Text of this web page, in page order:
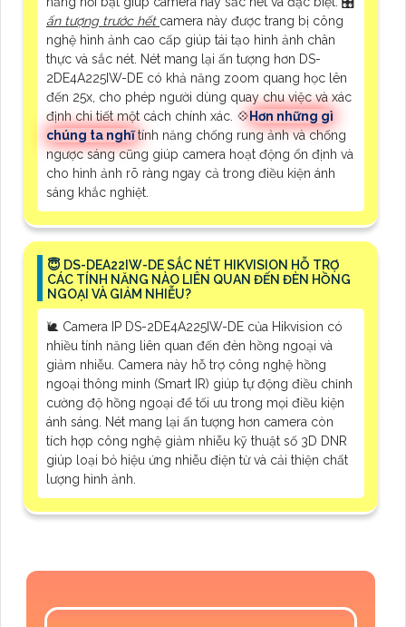
ấn tượng trước hết camera này được trang bị công
nghệ hình ảnh cao cấp giúp tái tạo hình ảnh chân
thực và sắc nét. Nét mang lại ấn tượng hơn DS-
2DE4A225IW-DE có khả năng zoom quang học lên
đến 25x, cho phép người dùng quay chu việc và xác
định chi tiết một cách chính xác. 💠 Hơn những gì
chúng ta nghĩtính năng chống rung ảnh và chống
ngược sáng cũng giúp camera hoạt động ổn định và
cho hình ảnh rõ ràng ngay cả trong điều kiện ánh
sáng khắc nghiệt.
😇 DS-DEA22IW-DE SẮC NÉT HIKVISION HỖ TRỢ
CÁC TÍNH NĂNG NÀO LIÊN QUAN ĐẾN ĐÈN HỒNG
NGOẠI VÀ GIẢM NHIỄU?
🐌 Camera IP DS-2DE4A225IW-DE của Hikvision có
nhiều tính năng liên quan đến đèn hồng ngoại và
giảm nhiễu. Camera này hỗ trợ công nghệ hồng
ngoại thông minh (Smart IR) giúp tự động điều chỉnh
cường độ hồng ngoại để tối ưu trong mọi điều kiện
ánh sáng. Nét mang lại ấn tượng hơn camera còn
tích hợp công nghệ giảm nhiễu kỹ thuật số 3D DNR
giúp loại bỏ hiệu ứng nhiễu điện từ và cải thiện chất
lượng hình ảnh.